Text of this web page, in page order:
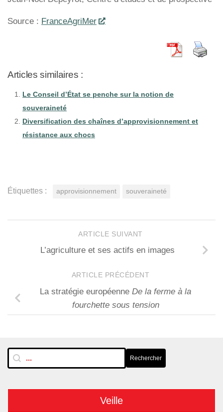
Source : FranceAgriMer
Articles similaires :
Le Conseil d’État se penche sur la notion de
souveraineté
Diversification des chaînes d’approvisionnement et
résistance aux chocs
Étiquettes : approvisionnement souveraineté
ARTICLE SUIVANT
L’agriculture et ses actifs en images
ARTICLE PRÉCÉDENT
La stratégie européenne De la ferme à la
fourchette sous tension
RechTextuelle-BarreLat
Rechercher Rechercher
Veille